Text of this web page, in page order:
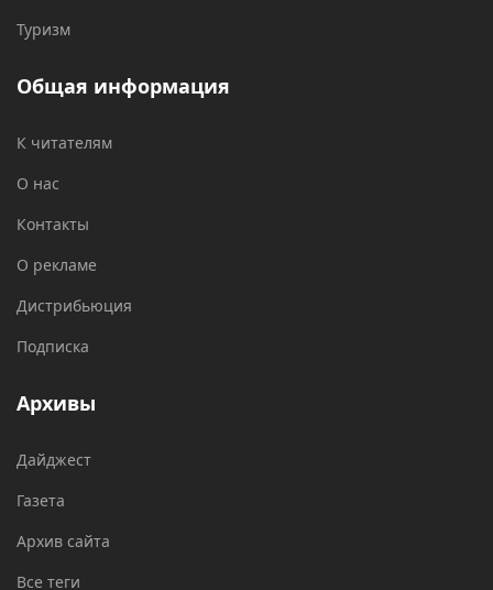
Туризм
Общая информация
К читателям
О нас
Контакты
О рекламе
Дистрибьюция
Подписка
Архивы
Дайджест
Газета
Архив сайта
Все теги